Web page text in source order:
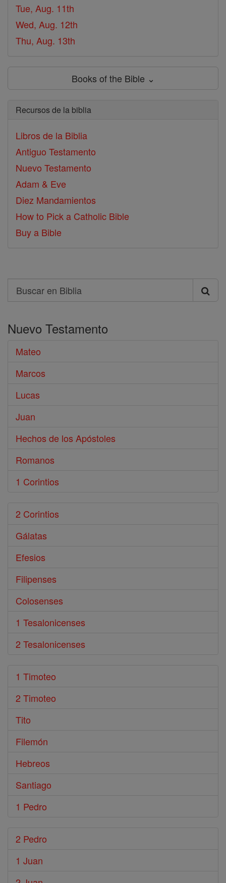
Tue, Aug. 11th
Wed, Aug. 12th
Thu, Aug. 13th
Books of the Bible ⌄
Recursos de la biblia
Libros de la Biblia
Antiguo Testamento
Nuevo Testamento
Adam & Eve
Diez Mandamientos
How to Pick a Catholic Bible
Buy a Bible
Search
Buscar
Biblia
Nuevo Testamento
Mateo
Marcos
Lucas
Juan
Hechos de los Apóstoles
Romanos
1 Corintios
2 Corintios
Gálatas
Efesios
Filipenses
Colosenses
1 Tesalonicenses
2 Tesalonicenses
1 Timoteo
2 Timoteo
Tito
Filemón
Hebreos
Santiago
1 Pedro
2 Pedro
1 Juan